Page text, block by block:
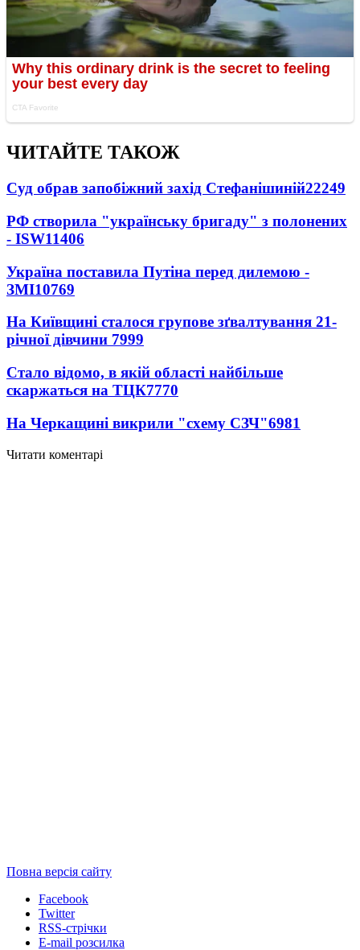
ЧИТАЙТЕ ТАКОЖ
Суд обрав запобіжний захід Стефанішиній22249
РФ створила "українську бригаду" з полонених
- ISW11406
Україна поставила Путіна перед дилемою -
ЗМІ10769
На Київщині сталося групове зґвалтування 21-
річної дівчини 7999
Стало відомо, в якій області найбільше
скаржаться на ТЦК7770
На Черкащині викрили "схему СЗЧ"6981
Читати коментарі
Повна версія сайту
Facebook
Twitter
RSS-стрічки
E-mail розсилка